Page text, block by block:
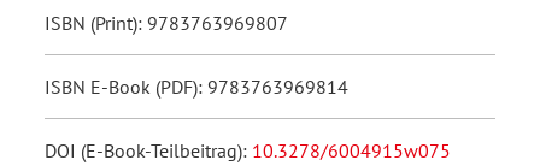
ISBN (Print): 9783763969807
ISBN E-Book (PDF): 9783763969814
DOI (E-Book-Teilbeitrag): 10.3278/6004915w075